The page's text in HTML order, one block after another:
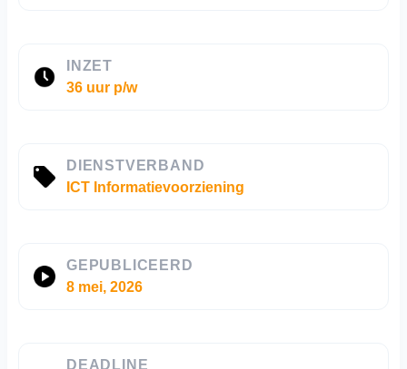
INZET
36 uur p/w
DIENSTVERBAND
ICT Informatievoorziening
GEPUBLICEERD
8 mei, 2026
DEADLINE